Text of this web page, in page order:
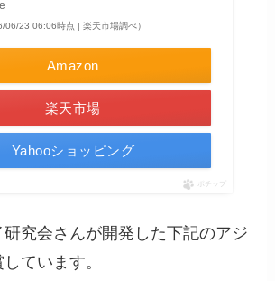
06/23 06:06時点 | 楽天市場調べ）
Amazon
楽天市場
Yahooショッピング
ポチップ
究会さんが開発した下記のアジ
ています。